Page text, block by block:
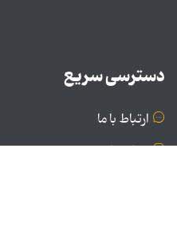
دسترسی سریع
ارتباط با ما
درباره ما